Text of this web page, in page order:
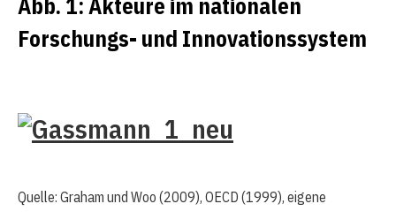
Forschungs- und Innovationssystem
Quelle: Graham und Woo (2009), OECD (1999), eigene